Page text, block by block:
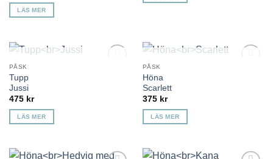
LÄS MER
PÅSK
Tupp
Jussi
475 kr
LÄS MER
PÅSK
Höna
Scarlett
375 kr
LÄS MER